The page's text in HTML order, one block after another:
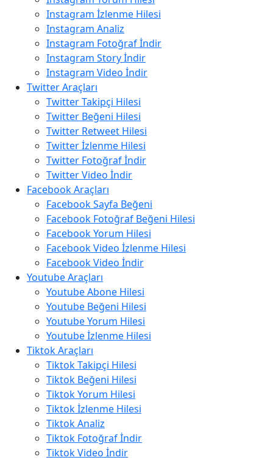
Instagram İzlenme Hilesi
Instagram Analiz
Instagram Fotoğraf İndir
Instagram Story İndir
Instagram Video İndir
Twitter Araçları
Twitter Takipçi Hilesi
Twitter Beğeni Hilesi
Twitter Retweet Hilesi
Twitter İzlenme Hilesi
Twitter Fotoğraf İndir
Twitter Video İndir
Facebook Araçları
Facebook Sayfa Beğeni
Facebook Fotoğraf Beğeni Hilesi
Facebook Yorum Hilesi
Facebook Video İzlenme Hilesi
Facebook Video İndir
Youtube Araçları
Youtube Abone Hilesi
Youtube Beğeni Hilesi
Youtube Yorum Hilesi
Youtube İzlenme Hilesi
Tiktok Araçları
Tiktok Takipçi Hilesi
Tiktok Beğeni Hilesi
Tiktok Yorum Hilesi
Tiktok İzlenme Hilesi
Tiktok Analiz
Tiktok Fotoğraf İndir
Tiktok Video İndir